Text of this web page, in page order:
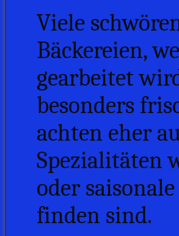
Viele
Bäckereien,
gearbeitet
besonders
achten eher
Spezialitäten
oder
finden sind.